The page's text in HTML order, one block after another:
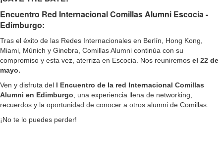
Encuentro Red Internacional Comillas Alumni Escocia -
Edimburgo:
Tras el éxito de las Redes Internacionales en Berlín, Hong Kong,
Miami, Múnich y Ginebra, Comillas Alumni continúa con su
compromiso y esta vez, aterriza en Escocia. Nos reuniremos el 22 de
mayo.
Ven y disfruta del I Encuentro de la red Internacional Comillas
Alumni en Edimburgo , una experiencia llena de networking,
recuerdos y la oportunidad de conocer a otros alumni de Comillas.
¡No te lo puedes perder!